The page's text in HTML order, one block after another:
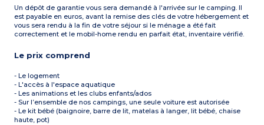
ne convient pas à des
personnes de plus de 15 ans.
Un dépôt de garantie vous sera demandé à l'arrivée sur le camping. Il
est payable en euros, avant la remise des clés de votre hébergement et
vous sera rendu à la fin de votre séjour si le ménage a été fait
correctement et le mobil-home rendu en parfait état, inventaire vérifié.
Le prix comprend
- Le logement
- L'accès à l'espace aquatique
- Les animations et les clubs enfants/ados
- Sur l’ensemble de nos campings, une seule voiture est autorisée
- Le kit bébé (baignoire, barre de lit, matelas à langer, lit bébé, chaise
haute, pot)